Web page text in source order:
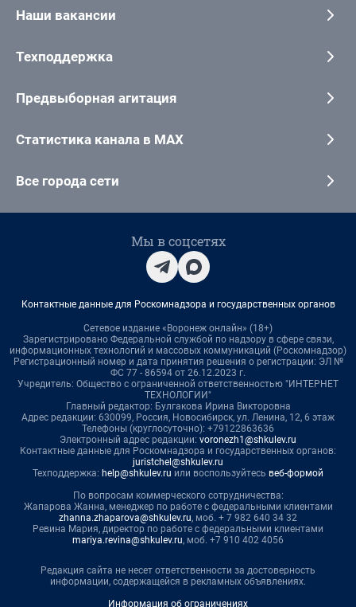
Наши вакансии
Техподдержка
Предвыборная агитация
Статистика канала в MAX
Все города сети
Мы в соцсетях
Контактные данные для Роскомнадзора и государственных органов
Сетевое издание «Воронеж онлайн» (18+)
Зарегистрировано Федеральной службой по надзору в сфере связи,
информационных технологий и массовых коммуникаций (Роскомнадзор)
Регистрационный номер и дата принятия решения о регистрации: ЭЛ №
ФС 77 - 86594 от 26.12.2023 г.
Учредитель: Общество с ограниченной ответственностью "ИНТЕРНЕТ
ТЕХНОЛОГИИ"
Главный редактор: Булгакова Ирина Викторовна
Адрес редакции: 630099, Россия, Новосибирск, ул. Ленина, 12, 6 этаж
Телефоны (круглосуточно): +79122863636
Электронный адрес редакции: voronezh1@shkulev.ru
Контактные данные для Роскомнадзора и государственных органов:
juristchel@shkulev.ru
Техподдержка: help@shkulev.ru или воспользуйтесь веб-формой
По вопросам коммерческого сотрудничества:
Жапарова Жанна, менеджер по работе с федеральными клиентами
zhanna.zhaparova@shkulev.ru, моб. + 7 982 640 34 32
Ревина Мария, директор по работе с федеральными клиентами
mariya.revina@shkulev.ru, моб. +7 910 402 4056
Редакция сайта не несет ответственности за достоверность
информации, содержащейся в рекламных объявлениях.
Информация об ограничениях